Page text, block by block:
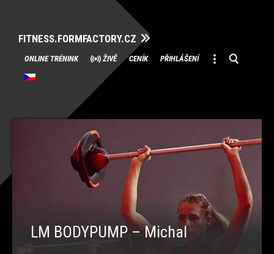
FITNESS.FORMFACTORY.CZ
Přeskočit
na
obsah
ONLINE TRÉNINK ŽIVĚ CENÍK PŘIHLÁŠENÍ
LM BODYPUMP – Michal